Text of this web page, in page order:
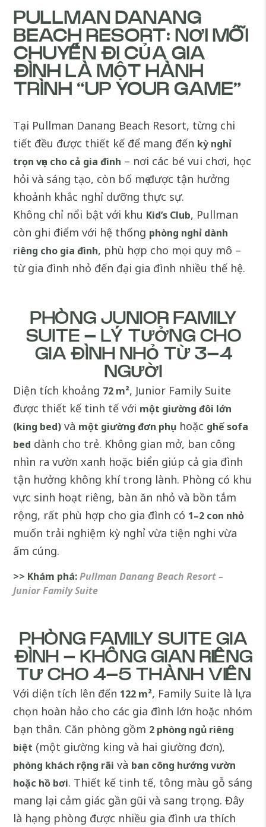
PULLMAN DANANG
BEACH RESORT: NƠI MỖI
CHUYẾN ĐI CỦA GIA
ĐÌNH LÀ MỘT HÀNH
TRÌNH “UP YOUR GAME”
Tại Pullman Danang Beach Resort, từng chi
tiết đều được thiết kế để mang đến kỳ nghỉ
trọn vẹn cho cả gia đình – nơi các bé vui chơi, học
hỏi và sáng tạo, còn bố mẹ được tận hưởng
khoảnh khắc nghỉ dưỡng thực sự.
Không chỉ nổi bật với khu Kid’s Club, Pullman
còn ghi điểm với hệ thống phòng nghỉ dành
riêng cho gia đình, phù hợp cho mọi quy mô –
từ gia đình nhỏ đến đại gia đình nhiều thế hệ.
PHÒNG JUNIOR FAMILY
SUITE – LÝ TƯỞNG CHO
GIA ĐÌNH NHỎ TỪ 3–4
NGƯỜI
Diện tích khoảng 72 m², Junior Family Suite
được thiết kế tinh tế với một giường đôi lớn
(king bed) và một giường đơn phụ hoặc ghế sofa
bed dành cho trẻ. Không gian mở, ban công
nhìn ra vườn xanh hoặc biển giúp cả gia đình
tận hưởng không khí trong lành. Phòng có khu
vực sinh hoạt riêng, bàn ăn nhỏ và bồn tắm
rộng, rất phù hợp cho gia đình có 1–2 con nhỏ
muốn trải nghiệm kỳ nghỉ vừa tiện nghi vừa
ấm cúng.
>> Khám phá:Pullman Danang Beach Resort –
Junior Family Suite
PHÒNG FAMILY SUITE GIA
ĐÌNH – KHÔNG GIAN RIÊNG
TƯ CHO 4–5 THÀNH VIÊN
Với diện tích lên đến 122 m², Family Suite là lựa
chọn hoàn hảo cho các gia đình lớn hoặc nhóm
bạn thân. Căn phòng gồm 2 phòng ngủ riêng
biệt (một giường king và hai giường đơn),
phòng khách rộng rãi và ban công hướng vườn
hoặc hồ bơi. Thiết kế tinh tế, tông màu gỗ sáng
mang lại cảm giác gần gũi và sang trọng. Đây
là hạng phòng được nhiều gia đình ưa thích